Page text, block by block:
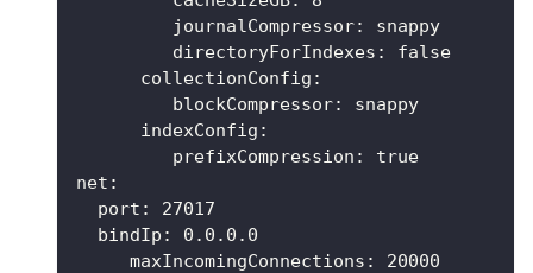
journalCompressor:
snappy
directoryForIndexes :
false
collectionConfig :
blockCompressor:
snappy
indexConfig :
prefixCompression :
true
net :
port :
27017
bindIp :
0.0.0.0
maxIncomingConnections :
20000